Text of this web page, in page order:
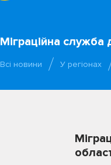
Міграційна служба
Всі новини У регіонах